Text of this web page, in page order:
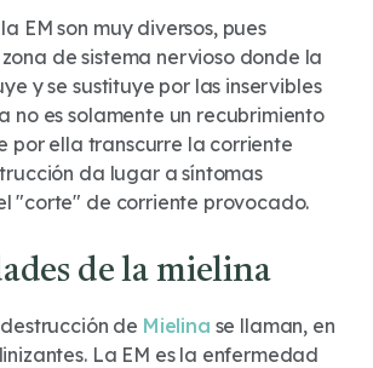
EM son muy diversos, pues
de sistema nervioso donde la
y se sustituye por las inservibles
no es solamente un recubrimiento
por ella transcurre la corriente
da lugar a síntomas
"corte" de corriente provocado.
de la mielina
de Mielina se llaman, en
La EM es la enfermedad